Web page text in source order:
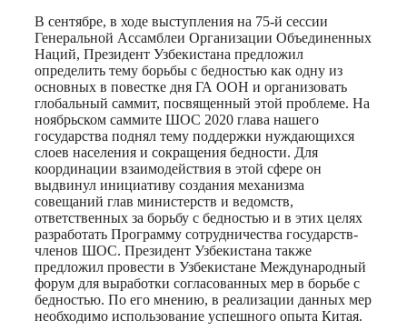
В сентябре, в ходе выступления на 75-й сессии
Генеральной Ассамблеи Организации Объединенных
Наций, Президент Узбекистана предложил
определить тему борьбы с бедностью как одну из
основных в повестке дня ГА ООН и организовать
глобальный саммит, посвященный этой проблеме. На
ноябрьском саммите ШОС 2020 глава нашего
государства поднял тему поддержки нуждающихся
слоев населения и сокращения бедности. Для
координации взаимодействия в этой сфере он
выдвинул инициативу создания механизма
совещаний глав министерств и ведомств,
ответственных за борьбу с бедностью и в этих целях
разработать Программу сотрудничества государств-
членов ШОС. Президент Узбекистана также
предложил провести в Узбекистане Международный
форум для выработки согласованных мер в борьбе с
бедностью. По его мнению, в реализации данных мер
необходимо использование успешного опыта Китая.